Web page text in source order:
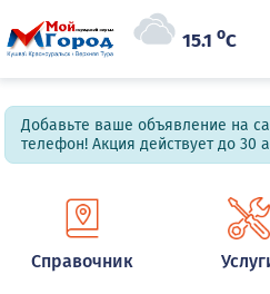
15.1oC
Добавьте ваше объявление на
телефон! Акция действует до 30
Справочник